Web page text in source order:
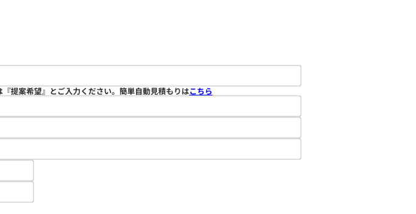
提案希望』とご入力ください。簡単自動見積もりはこちら